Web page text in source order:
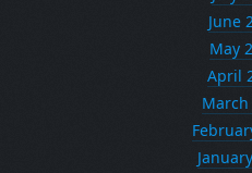
June
May
April
March